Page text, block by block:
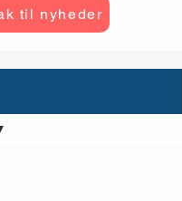
til nyheder